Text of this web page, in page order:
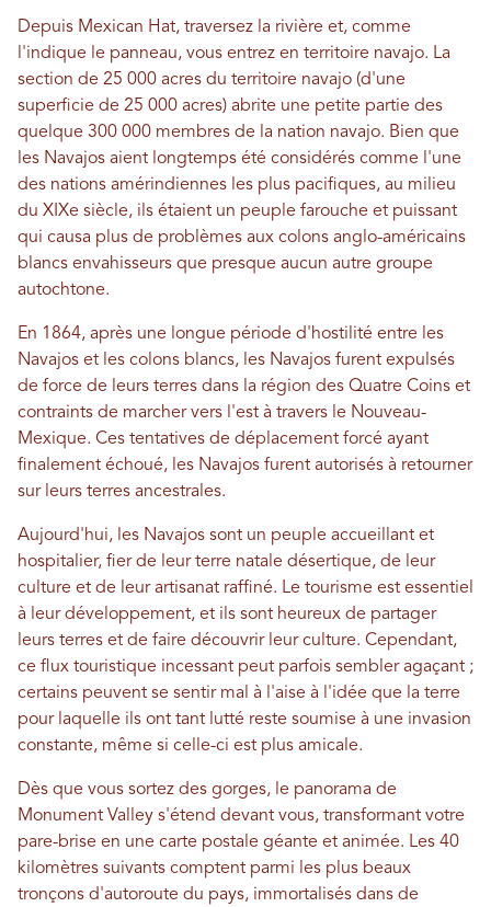
Depuis Mexican Hat, traversez la rivière et, comme
l'indique le panneau, vous entrez en territoire navajo. La
section de 25 000 acres du territoire navajo (d'une
superficie de 25 000 acres) abrite une petite partie des
quelque 300 000 membres de la nation navajo. Bien que
les Navajos aient longtemps été considérés comme l'une
des nations amérindiennes les plus pacifiques, au milieu
du XIXe siècle, ils étaient un peuple farouche et puissant
qui causa plus de problèmes aux colons anglo-américains
blancs envahisseurs que presque aucun autre groupe
autochtone.
En 1864, après une longue période d'hostilité entre les
Navajos et les colons blancs, les Navajos furent expulsés
de force de leurs terres dans la région des Quatre Coins et
contraints de marcher vers l'est à travers le Nouveau-
Mexique. Ces tentatives de déplacement forcé ayant
finalement échoué, les Navajos furent autorisés à retourner
sur leurs terres ancestrales.
Aujourd'hui, les Navajos sont un peuple accueillant et
hospitalier, fier de leur terre natale désertique, de leur
culture et de leur artisanat raffiné. Le tourisme est essentiel
à leur développement, et ils sont heureux de partager
leurs terres et de faire découvrir leur culture. Cependant,
ce flux touristique incessant peut parfois sembler agaçant ;
certains peuvent se sentir mal à l'aise à l'idée que la terre
pour laquelle ils ont tant lutté reste soumise à une invasion
constante, même si celle-ci est plus amicale.
Dès que vous sortez des gorges, le panorama de
Monument Valley s'étend devant vous, transformant votre
pare-brise en une carte postale géante et animée. Les 40
kilomètres suivants comptent parmi les plus beaux
tronçons d'autoroute du pays, immortalisés dans de